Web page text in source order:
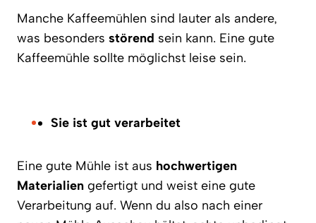
Manche Kaffeemühlen sind lauter als andere,
was besonders störend sein kann. Eine gute
Kaffeemühle sollte möglichst leise sein.
Sie ist gut verarbeitet
Eine gute Mühle ist aus hochwertigen
Materialien gefertigt und weist eine gute
Verarbeitung auf. Wenn du also nach einer